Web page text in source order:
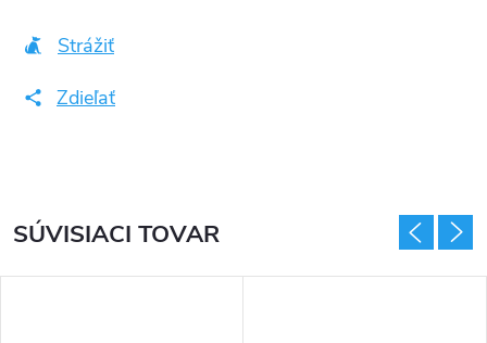
Strážiť
Zdieľať
SÚVISIACI TOVAR